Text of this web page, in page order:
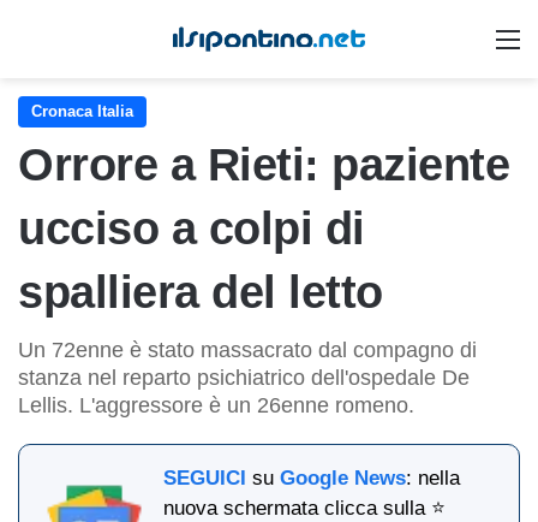
Cronaca Italia
Orrore a Rieti: paziente
ucciso a colpi di
spalliera del letto
Un 72enne è stato massacrato dal compagno di
stanza nel reparto psichiatrico dell'ospedale De
Lellis. L'aggressore è un 26enne romeno.
SEGUICI suGoogle News: nella
nuova schermata clicca sulla ⭐